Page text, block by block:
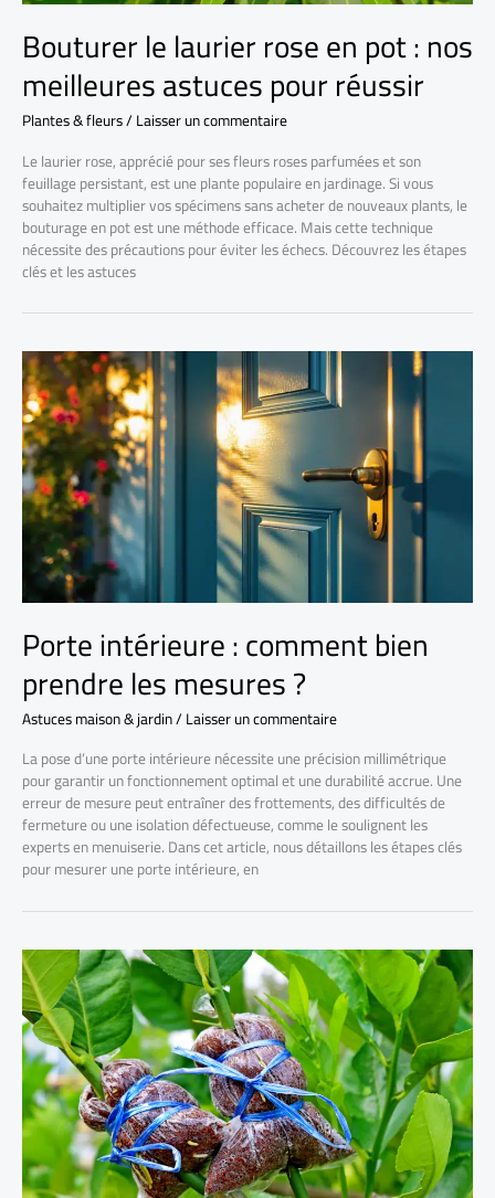
Bouturer le laurier rose en pot : nos
meilleures astuces pour réussir
Plantes & fleurs/Laisser un commentaire
Le laurier rose, apprécié pour ses fleurs roses parfumées et son
feuillage persistant, est une plante populaire en jardinage. Si vous
souhaitez multiplier vos spécimens sans acheter de nouveaux plants, le
bouturage en pot est une méthode efficace. Mais cette technique
nécessite des précautions pour éviter les échecs. Découvrez les étapes
clés et les astuces
Porte intérieure : comment bien
prendre les mesures ?
Astuces maison & jardin/Laisser un commentaire
La pose d’une porte intérieure nécessite une précision millimétrique
pour garantir un fonctionnement optimal et une durabilité accrue. Une
erreur de mesure peut entraîner des frottements, des difficultés de
fermeture ou une isolation défectueuse, comme le soulignent les
experts en menuiserie. Dans cet article, nous détaillons les étapes clés
pour mesurer une porte intérieure, en